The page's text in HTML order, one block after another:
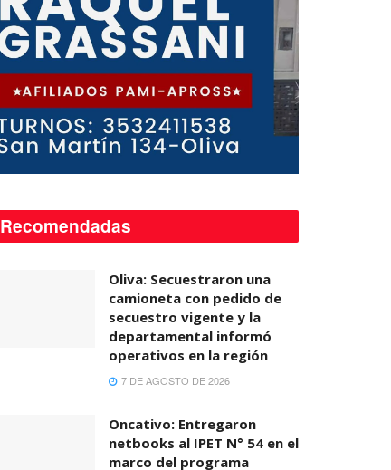
Recomendadas
Oliva: Secuestraron una
camioneta con pedido de
secuestro vigente y la
departamental informó
operativos en la región
7 DE AGOSTO DE 2026
Oncativo: Entregaron
netbooks al IPET N° 54 en el
marco del programa